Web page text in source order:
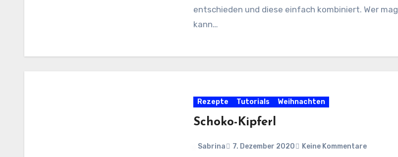
entschieden und diese einfach kombiniert. Wer mag
kann…
Rezepte Tutorials Weihnachten
Schoko-Kipferl
Sabrina 7. Dezember 2020 Keine Kommentare